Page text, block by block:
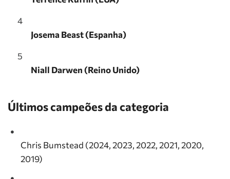
Josema Beast (Espanha)
Niall Darwen (Reino Unido)
Últimos campeões da categoria
Chris Bumstead (2024, 2023, 2022, 2021, 2020,
2019)